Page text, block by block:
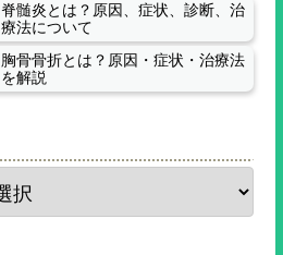
脊髄炎とは？原因、症状、診断、治
療法について
胸骨骨折とは？原因・症状・治療法
を解説